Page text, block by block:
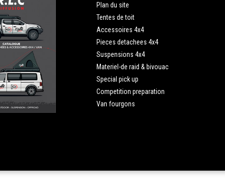
Plan du site
Tentes de toit
Accessoires 4x4
Pieces detachees 4x4
Suspensions 4x4
Materiel-de raid & bivouac
Special pick up
Competition preparation
Van fourgons